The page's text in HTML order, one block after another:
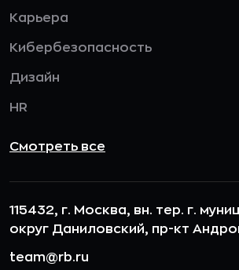
Карьера
Кибербезопасность
Дизайн
HR
Смотреть все
115432, г. Москва, вн. тер. г.
округ Даниловский, пр-кт
team@rb.ru